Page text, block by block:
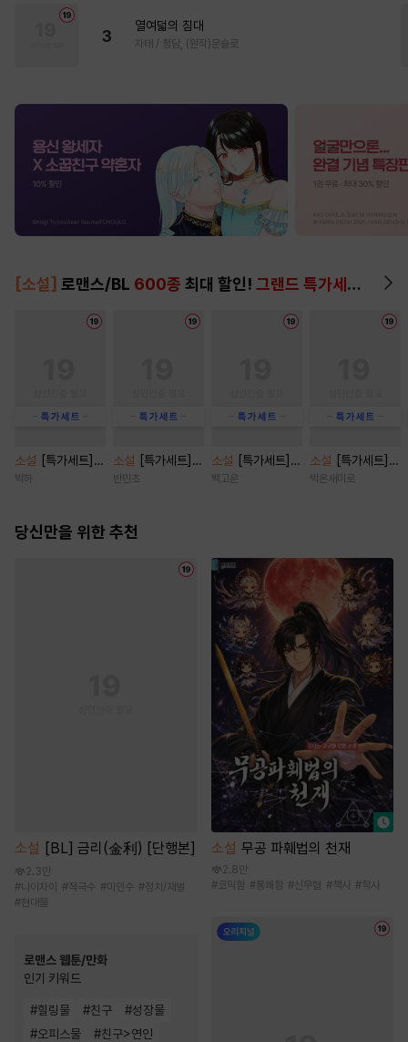
3
열여덟의 침대
자태 / 청담, (원작)문슬로
[소설] 로맨스/BL 600종 최대 할인! 그랜드 특가세트
소설
[특가세트]
관계의 밀도 [단행
박하
소설
[특가세트]
오프 리밋(OFF LI
반민초
소설
[특가세트]
아내 파업 [삽화
백고운
소설
[특가세트]
친구 오빠 탐구 보
박온새미로
당신만을 위한 추천
소설 [BL] 금리(金利) [단행본]
2.3만
#나이차이 #적극수 #미인수 #정치/재벌
#현대물
로맨스 웹툰/만화
인기 키워드
#힐링물 #친구 #성장물
#오피스물 #친구>연인
소설 무공 파훼법의 천재
2.8만
#코믹함 #통쾌함 #신무협 #책사 #학사